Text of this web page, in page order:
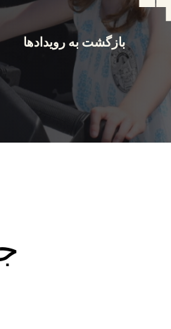
بازگشت به رویدادها